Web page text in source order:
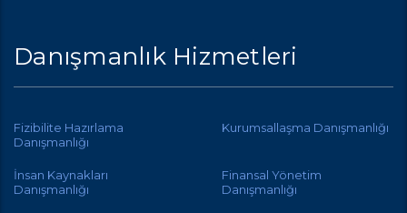
Danışmanlık Hizmetleri
Fizibilite Hazırlama
Danışmanlığı
Kurumsallaşma Danışmanlığı
İnsan Kaynakları
Danışmanlığı
Finansal Yönetim
Danışmanlığı